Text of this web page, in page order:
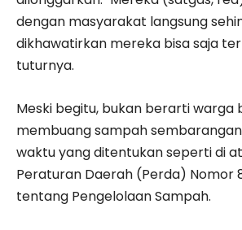
dengan masyarakat langsung
dikhawatirkan mereka bisa saja
tuturnya.
Meski begitu, bukan berarti warga
membuang sampah
waktu yang ditentukan seperti di
Peraturan Daerah (Perda) Nomor
tentang Pengelolaan Sampah.